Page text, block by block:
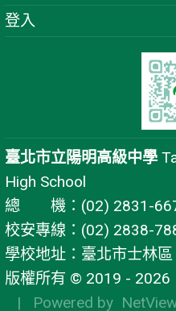
登入
臺北市立陽明高級中學
High School
總 機：(02) 2831-
校安專線：(02) 2838-
學校地址：臺北市士林
版權所有 © 2019 - 2026
| Powered by